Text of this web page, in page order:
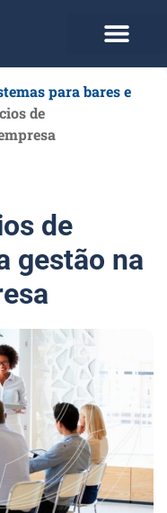
para bares e
de
de
gestão na